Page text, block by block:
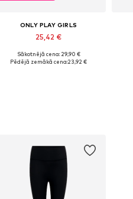
ONLY PLAY GIRLS
25,42 €
Sākotnējā cena: 29,90 €
Pēdējā zemākā cena:23,92 €